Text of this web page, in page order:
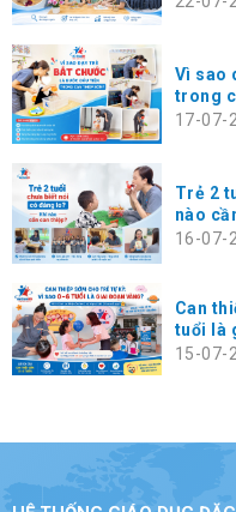
Vì sao
trong
17-07-
Trẻ 2
nào
16-07-
Can
tuổi là
15-07-